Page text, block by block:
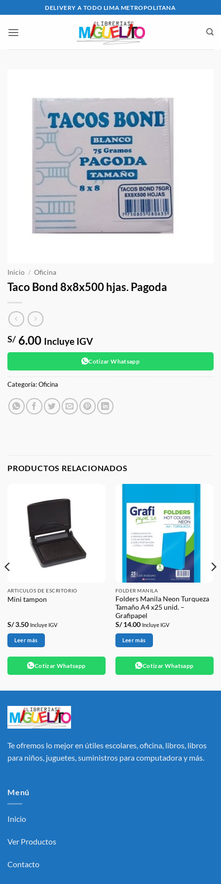
al
contenido
DELIVERY A TODO LIMA METROPOLITANA
Inicio / Oficina
Taco Bond 8x8x500 hjas. Pagoda
S/ 6.00 Incluye IGV
Cotizar Whatsapp
Categoría:Oficina
PRODUCTOS RELACIONADOS
ARTICULOS DE ESCRITORIO
Mini tampon
S/3.50 Incluye IGV
Leer más
Cotizar Whatsapp
FOLDER MANILA
Folders Manila Neon Turqueza
Tamaño A4 x25 unid. –
Grafipapel
S/14.00 Incluye IGV
Leer más
Cotizar Whatsapp
Te ofremos lo mejor en útiles escolares, oficina, libros, libros
para niños, juguetes, suministros para computadora y más.
Menú
Inicio
Ver Productos
Contacto